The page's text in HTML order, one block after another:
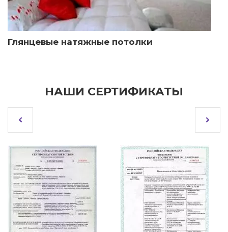
Глянцевые натяжные потолки
НАШИ СЕРТИФИКАТЫ